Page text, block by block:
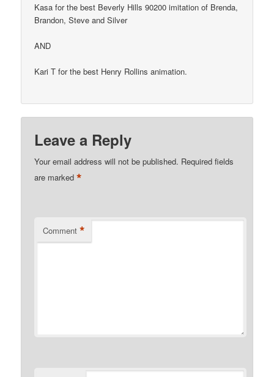
Kasa for the best Beverly Hills 90200 imitation of Brenda,
Brandon, Steve and Silver
AND
Kari T for the best Henry Rollins animation.
Leave a Reply
Your email address will not be published. Required fields
are marked*
Comment *